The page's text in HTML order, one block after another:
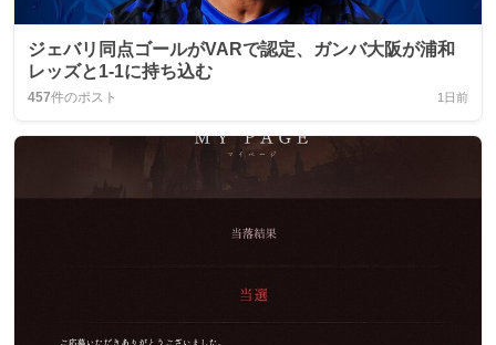
ジェバリ同点ゴールがVARで認定、ガンバ大阪が浦和
レッズと1-1に持ち込む
457件のポスト 1日前